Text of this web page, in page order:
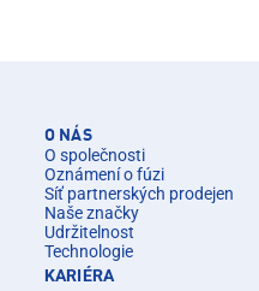
O NÁS
O společnosti
Oznámení o fúzi
Síť partnerských prodejen
Naše značky
Udržitelnost
Technologie
KARIÉRA